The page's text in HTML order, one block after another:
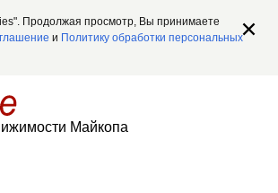
Продолжая просмотр, Вы принимаете
и Политику обработки персональных
Майкопа